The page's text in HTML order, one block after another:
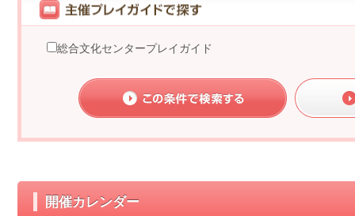
総合文化センタープレイガイド
開催カレンダー